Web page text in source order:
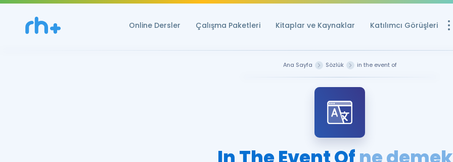
Online Dersler Çalışma Paketleri Kitaplar ve Kaynaklar Katılımcı Görüşleri
Ücretsiz
YDS ve YÖKDİL
Ana Sayfa Sözlük in the event of